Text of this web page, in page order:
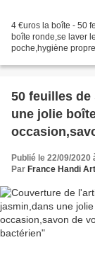
4 €uros la boîte - 50
boîte ronde,se laver
poche,hygiène
50 feuilles
une jolie
Publié le 22/09/2020
Par France Handi Art